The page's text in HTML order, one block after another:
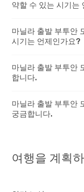
약할 수 있는 시기는
마닐라 출발 부투안
시기는 언제인가요?
마닐라 출발 부투안
합니다.
마닐라 출발 부투안
궁금합니다.
여행을 계획